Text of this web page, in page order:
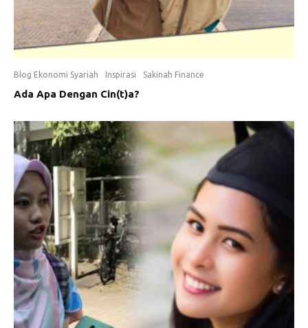
Blog Ekonomi Syariah Inspirasi Sakinah Finance
Ada Apa Dengan Cin(t)a?